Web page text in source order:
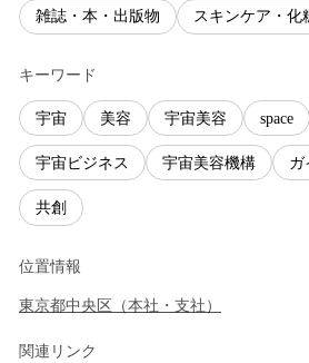
雑誌・本・出版物 スキンケア・化
キーワード
宇宙 美容 宇宙美容 space
宇宙ビジネス 宇宙美容機構 ガ
共創
位置情報
東京都中央区 （本社・支社 ）
関連リンク